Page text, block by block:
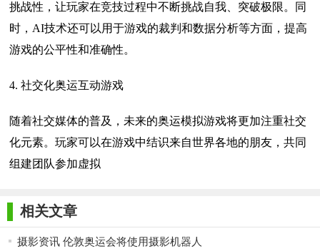
挑战性，让玩家在竞技过程中不断挑战自我、突破极限。同
时，AI技术还可以用于游戏的裁判和数据分析等方面，提高
游戏的公平性和准确性。
4. 社交化奥运互动游戏
随着社交媒体的普及，未来的奥运模拟游戏将更加注重社交
化元素。玩家可以在游戏中结识来自世界各地的朋友，共同
组建团队参加虚拟
相关文章
摄影资讯 伦敦奥运会将使用摄影机器人